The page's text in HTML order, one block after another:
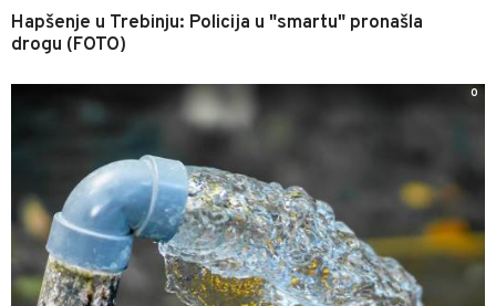
Hapšenje u Trebinju: Policija u "smartu" pronašla
drogu (FOTO)
0